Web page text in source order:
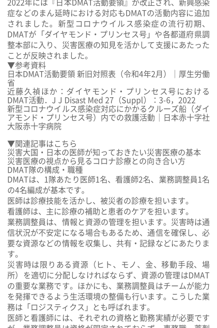
2022年には『日本DMAT活動要領』が改正され、 新興感染
症などのまん延時における対応もDMATの活動内容に追加
されました。新型コロナウイルス感染症の流行初期、
DMATが「ダイヤモンド・プリンセス号」や各都道府県調
整本部に入り、災害医療の知見を活かして支援にあたった
ことが反映されました。
▼参考資料
日本DMAT活動要領 新旧対照表（令和4年2月）｜厚生労働
省
近藤久禎ほか：ダイヤモンド・プリンセス号における
DMAT活動．J J Disast Med 27（Suppl）：3-6，2022
新型コロナウイルス感染症対応にかかるクルーズ船（ダイ
アモンド・プリンセス号）内での救護活動｜日本赤十字社
大阪赤十字病院
▼関連記事はこちら
災害大国・日本の医師が知っておきたい災害医療の基本
災害医療の視点から見るコロナ診療との向き合い方
DMAT隊の構成・職種
DMATは、1隊あたり 医師1名、看護師2名、業務調整員1名
の4名編成が基本です。
医師は診療技能を活かし、 被災者の診療を担います。
看護師は、主に診療の補助と患者のケアを担います。
業務調整員は、情報と資源の管理を担います。災害時は通
信状況が不安定になる場合もあるため、通信を確保し、必
要な資源などの情報を収集し、共有・記録などにあたりま
す。
災害時は限りある資源（ヒト、モノ、金、移動手段、場
所）を適切に分配しなければならず、 資源の管理はDMAT
の重要な業務です。ほかにも、業務調整員はチームが能力
を発揮できるよう 生活環境の整備も行います。こうした業
務は「ロジスティクス」とも呼ばれます。
医師と看護師には、それぞれの資格と勤務実績が必要です